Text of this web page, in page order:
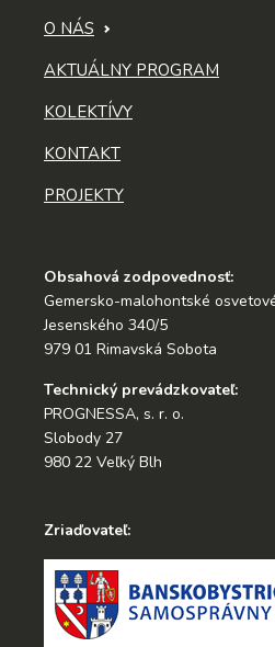
O NÁS
AKTUÁLNY PROGRAM
KOLEKTÍVY
KONTAKT
PROJEKTY
Obsahová zodpovednosť:
Gemersko-malohontské
Jesenského 340/5
979 01 Rimavská Sobota
Technický prevádzkovateľ:
PROGNESSA, s. r. o.
Slobody 27
980 22 Veľký Blh
Zriaďovateľ: